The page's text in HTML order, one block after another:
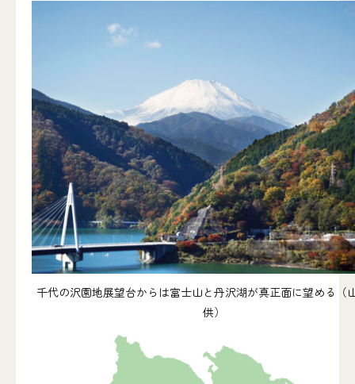
千代の沢園地展望台からは富士山と丹沢湖が真正面に望める（
供）